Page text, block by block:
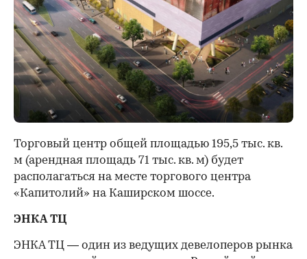
Торговый центр общей площадью 195,5 тыс. кв.
м (арендная площадь 71 тыс. кв. м) будет
располагаться на месте торгового центра
«Капитолий» на Каширском шоссе.
ЭНКА ТЦ
ЭНКА ТЦ — один из ведущих девелоперов рынка